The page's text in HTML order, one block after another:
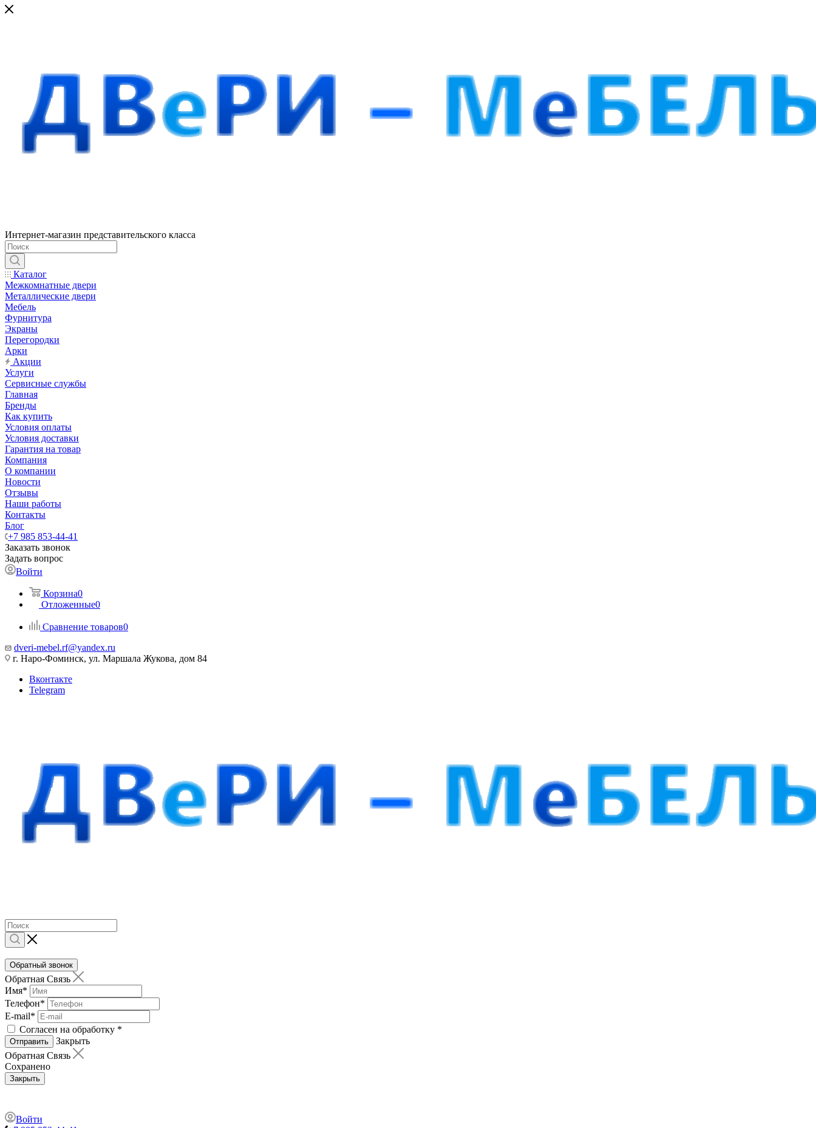
Интернет-магазин представительского класса
Каталог
Межкомнатные двери
Металлические двери
Мебель
Фурнитура
Экраны
Перегородки
Арки
Акции
Услуги
Сервисные службы
Главная
Бренды
Как купить
Условия оплаты
Условия доставки
Гарантия на товар
Компания
О компании
Новости
Отзывы
Наши работы
Контакты
Блог
+7 985 853-44-41
Заказать звонок
Задать вопрос
Войти
Корзина0
Отложенные0
Сравнение товаров0
dveri-mebel.rf@yandex.ru
г. Наро-Фоминск, ул. Маршала Жукова, дом 84
Вконтакте
Telegram
Обратный звонок
Обратная Связь
Имя*
Телефон*
E-mail*
Согласен на обработку *
Отправить
Закрыть
Обратная Связь
Сохранено
Закрыть
Войти